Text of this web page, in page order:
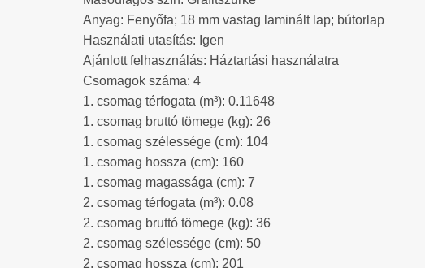
Anyag: Fenyőfa; 18 mm vastag laminált lap; bútorlap
Használati utasítás: Igen
Ajánlott felhasználás: Háztartási használatra
Csomagok száma: 4
1. csomag térfogata (m³): 0.11648
1. csomag bruttó tömege (kg): 26
1. csomag szélessége (cm): 104
1. csomag hossza (cm): 160
1. csomag magassága (cm): 7
2. csomag térfogata (m³): 0.08
2. csomag bruttó tömege (kg): 36
2. csomag szélessége (cm): 50
2. csomag hossza (cm): 201